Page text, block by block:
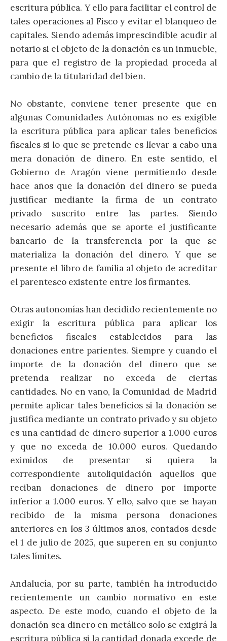
escritura pública. Y ello para facilitar el control de
tales operaciones al Fisco y evitar el blanqueo de
capitales. Siendo además imprescindible acudir al
notario si el objeto de la donación es un inmueble,
para que el registro de la propiedad proceda al
cambio de la titularidad del bien.
No obstante, conviene tener presente que en
algunas Comunidades Autónomas no es exigible
la escritura pública para aplicar tales beneficios
fiscales si lo que se pretende es llevar a cabo una
mera donación de dinero. En este sentido, el
Gobierno de Aragón viene permitiendo desde
hace años que la donación del dinero se pueda
justificar mediante la firma de un contrato
privado suscrito entre las partes. Siendo
necesario además que se aporte el justificante
bancario de la transferencia por la que se
materializa la donación del dinero. Y que se
presente el libro de familia al objeto de acreditar
el parentesco existente entre los firmantes.
Otras autonomías han decidido recientemente no
exigir la escritura pública para aplicar los
beneficios fiscales establecidos para las
donaciones entre parientes. Siempre y cuando el
importe de la donación del dinero que se
pretenda realizar no exceda de ciertas
cantidades. No en vano, la Comunidad de Madrid
permite aplicar tales beneficios si la donación se
justifica mediante un contrato privado y su objeto
es una cantidad de dinero superior a 1.000 euros
y que no exceda de 10.000 euros. Quedando
eximidos de presentar si quiera la
correspondiente autoliquidación aquellos que
reciban donaciones de dinero por importe
inferior a 1.000 euros. Y ello, salvo que se hayan
recibido de la misma persona donaciones
anteriores en los 3 últimos años, contados desde
el 1 de julio de 2025, que superen en su conjunto
tales límites.
Andalucía, por su parte, también ha introducido
recientemente un cambio normativo en este
aspecto. De este modo, cuando el objeto de la
donación sea dinero en metálico solo se exigirá la
escritura pública si la cantidad donada excede de